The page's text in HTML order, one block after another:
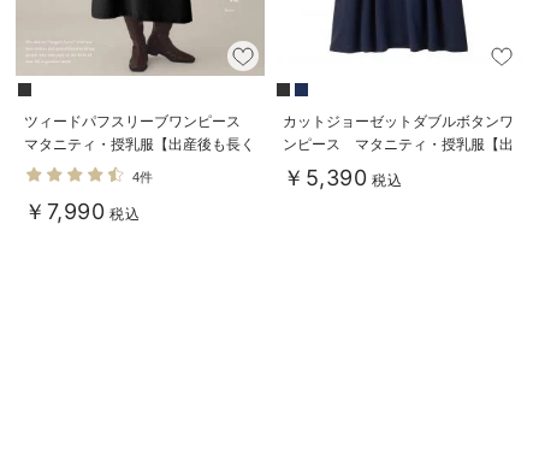
ツィードパフスリーブワンピース
マタニティ・授乳服【出産後も長く
使える】
4件
￥7,990 税込
カットジョーゼットダブルボタンワ
ンピース マタニティ・授乳服【出
産後も長く使える】fairy（フェアリ
ー）
￥5,390 税込